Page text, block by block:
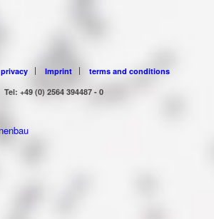
privacy Imprint
terms and conditions
Tel: +49 (0) 2564 394487 - 0